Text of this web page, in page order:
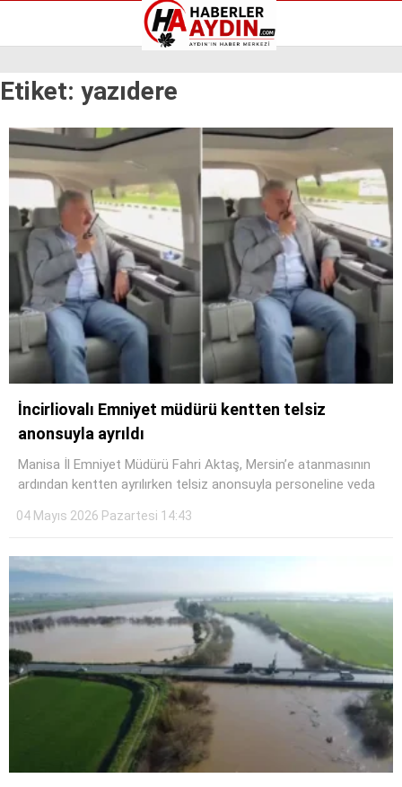
Aydın Haberleri
Aydın nöbetçi eczaneler
Aydın Sinema salonları
Döviz Kurları
Hava Durumu
İletişim
Künye
Nöbetçi Eczaneler
Süper Lig Puan Durumu
WhatsApp İhbar Hattı
GALERİ YAZARLAR
Aydın Haberleri
Aydın nöbetçi eczaneler
Aydın Sinema salonları
Döviz Kurları
Hava Durumu
İletişim
Künye
Nöbetçi Eczaneler
Süper Lig Puan Durumu
Etiket: yazıdere
İncirliovalı Emniyet müdürü kentten telsiz
anonsuyla ayrıldı
Manisa İl Emniyet Müdürü Fahri Aktaş, Mersin’e atanmasının
ardından kentten ayrılırken telsiz anonsuyla personeline veda
04 Mayıs 2026 Pazartesi 14:43